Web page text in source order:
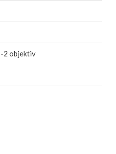
2 objektiv